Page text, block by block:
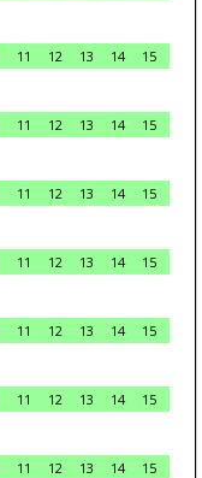
11 12 13 14
15
11 12 13 14
15
11 12 13 14
15
11 12 13 14
15
11 12 13 14
15
11 12 13 14
15
11 12 13 14
15